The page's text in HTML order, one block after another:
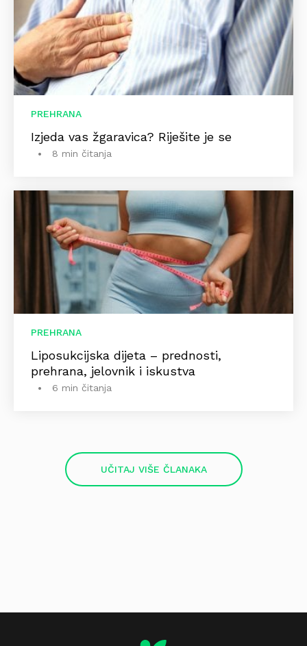
PREHRANA
Izjeda vas žgaravica? Riješite je se
8 min čitanja
PREHRANA
Liposukcijska dijeta – prednosti,
prehrana, jelovnik i iskustva
6 min čitanja
UČITAJ VIŠE ČLANAKA